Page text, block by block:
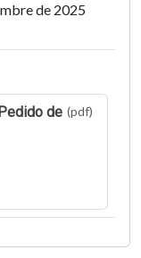
de 2025
de (pdf)